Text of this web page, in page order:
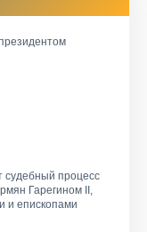
судебный процесс
Гарегином II,
и епископами